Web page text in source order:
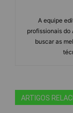
A equipe
profissionais do
buscar as
ARTIGOS